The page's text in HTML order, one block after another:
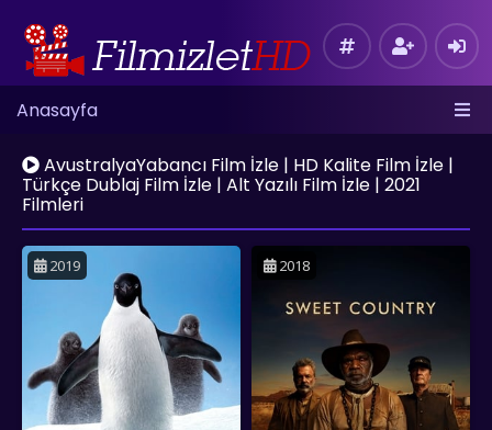
Anasayfa
AvustralyaYabancı Film İzle | HD Kalite Film İzle |
Türkçe Dublaj Film İzle | Alt Yazılı Film İzle | 2021
Filmleri
2019 2018